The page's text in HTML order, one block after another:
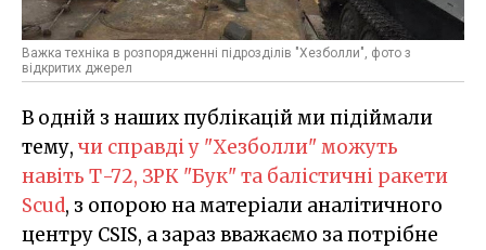
Важка техніка в розпорядженні підрозділів "Хезболли", фото з
відкритих джерел
В одній з наших публікацій ми підіймали
тему, чи справді у "Хезболли" можуть
навіть Т-72, ЗРК "Бук" та балістичні ракети
Scud, з опорою на матеріали аналітичного
центру CSIS, а зараз вважаємо за потрібне